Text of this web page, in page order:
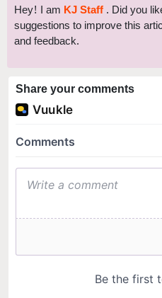
Hey! I am KJ Staff . Did you
suggestions to improve this
and feedback.
Share your comments